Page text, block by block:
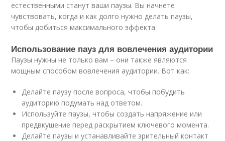
естественными станут ваши паузы. Вы начнете
чувствовать, когда и как долго нужно делать паузы,
чтобы добиться максимального эффекта.
Использование пауз для вовлечения аудитории
Паузы нужны не только вам – они также являются
мощным способом вовлечения аудитории. Вот как:
Делайте паузу после вопроса, чтобы побудить
аудиторию подумать над ответом.
Используйте паузы, чтобы создать напряжение или
предвкушение перед раскрытием ключевого момента.
Делайте паузы и устанавливайте зрительный контакт